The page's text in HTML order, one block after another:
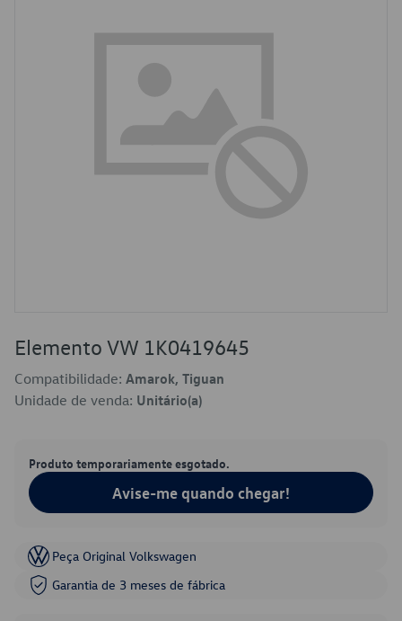
Elemento VW 1K0419645
Compatibilidade: Amarok, Tiguan
Unidade de venda: Unitário(a)
Produto temporariamente esgotado.
Avise-me quando chegar!
Peça Original Volkswagen
Garantia de 3 meses de fábrica